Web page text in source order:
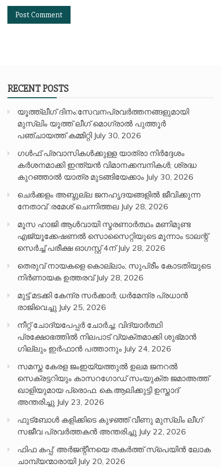
RECENT POSTS
യൂത്ത്ലീഗ് ദിനം:സേവനപ്രവർത്തനങ്ങളുമായി
മുസ്ലിം യൂത്ത് ലീഗ് മൊഗ്രാൽ പുത്തൂർ
പഞ്ചായത്ത് കമ്മിറ്റി July 30, 2026
ഗൾഫ് പ്രവാസികൾക്കുള്ള യാത്രാ നിർദ്ദേശം
കർശനമാക്കി ഇന്ത്യൻ വിമാനക്കമ്പനികൾ; ശ്രദ്ധ
കുറഞ്ഞാൽ യാത്ര മുടങ്ങിയേക്കാം July 30, 2026
ചെർക്കളം അബ്ദുല്ല ജനഹൃദയങ്ങളിൽ ജീവിക്കുന്ന
നേതാവ് :രമേശ് ചെന്നിത്തല July 28, 2026
മൂസ ഹാജി ആൾവായി സ്മരണാർത്ഥം മണിമുണ്ട
എജ്യൂക്കേഷണൽ സൊസൈറ്റിയുടെ മൂന്നാം ടാലന്റ്
സെർച്ച് പരീക്ഷ ഓഗസ്റ്റ് 4ന് July 28, 2026
തെരുവ് നായകളെ കൊല്ലാം; സുപ്രീം കോടതിയുടെ
നിർണായക ഉത്തരവ് July 28, 2026
മുട്ട് മടക്കി കേന്ദ്ര സർക്കാർ; ധർമേന്ദ്ര പ്രധാൻ
രാജിവെച്ചു July 25, 2026
നീറ്റ് ചോദ്യപേപ്പര്‍ ചോര്‍ച്ച; വിദ്യാർത്ഥി
പ്രക്ഷോഭത്തിൽ നിലപാട് വ്യക്തമാക്കി ശുഭ്മാൻ
ഗില്ലും ഇർഫാൻ പത്താനും July 24, 2026
സമസ്ത കേരള ജംഇയ്യത്തുൽ ഉലമ ജനറൽ
സെക്രട്ടറിയും കാസറഗോഡ് സംയുക്ത ജമാഅത്ത്
ഖാളിയുമായ പ്രൊഫ. കെ.ആലിക്കുട്ടി ഉസ്താദ്
അന്തരിച്ചു July 23, 2026
ഫുട്ബോൾ കളിക്കിടെ കുഴഞ്ഞ് വീണു മുസ്ലിം ലീഗ്
സജീവ പ്രവർത്തകൻ അന്തരിച്ചു July 22, 2026
ഫിഫ കപ്പ്: അർജന്റീനയെ തകർത്ത് സ്പെയിൻ ലോക
ചാമ്പ്യന്മാരായി July 20, 2026